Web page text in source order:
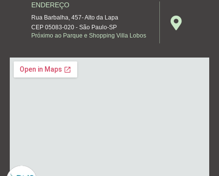
ENDEREÇO
Rua Barbalha, 457- Alto da Lapa
CEP 05083-020 - São Paulo-SP
Próximo ao Parque e Shopping Villa Lobos